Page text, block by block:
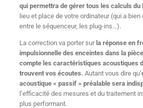
qui permettra de gérer tous les calculs du
lieu et place de votre ordinateur (qui a
entre le séquenceur, les plug-ins…).
La correction va porter surla réponse en
impulsionnelle des enceintes dans la
compte les caractéristiques acoustiques
trouvent vos écoutes. Autant vous dire qu’
acoustique « passif » préalable sera
l’efficacité des mesures et du traitement
plus performant.